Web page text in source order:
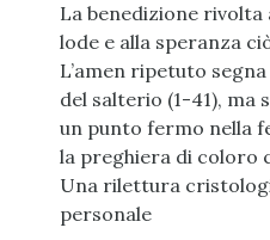
La benedizione rivolta
lode e alla speranza
L’amen ripetuto
del salterio (1-41), ma
un punto fermo nella
la preghiera di coloro
Una rilettura
personale